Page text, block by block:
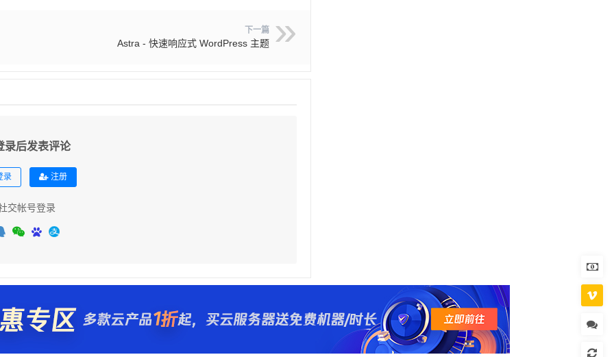
下一篇
Astra - 快速响应式 WordPress 主题
录后发表评论
录 注册
交帐号登录